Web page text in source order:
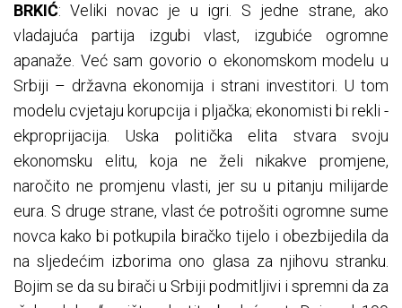
BRKIĆ: Veliki novac je u igri. S jedne strane, ako
vladajuća partija izgubi vlast, izgubiće ogromne
apanaže. Već sam govorio o ekonomskom modelu u
Srbiji – državna ekonomija i strani investitori. U tom
modelu cvjetaju korupcija i pljačka; ekonomisti bi rekli -
ekproprijacija. Uska politička elita stvara svoju
ekonomsku elitu, koja ne želi nikakve promjene,
naročito ne promjenu vlasti, jer su u pitanju milijarde
eura. S druge strane, vlast će potrošiti ogromne sume
novca kako bi potkupila biračko tijelo i obezbijedila da
na sljedećim izborima ono glasa za njihovu stranku.
Bojim se da su birači u Srbiji podmitljivi i spremni da za